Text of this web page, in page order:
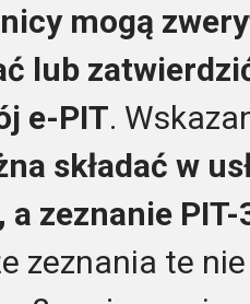
mogą
lub
e-PIT.
składać w
a zeznanie
zeznania te